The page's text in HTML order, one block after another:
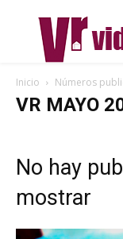
Inicio Números
VR MAYO
No hay
mostrar